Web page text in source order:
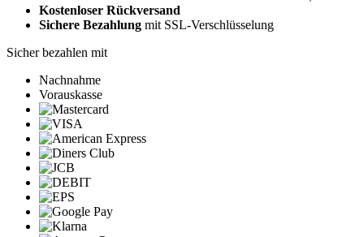
Kostenloser Rückversand
Sichere Bezahlung mit SSL-Verschlüsselung
Sicher bezahlen mit
Nachnahme
Vorauskasse